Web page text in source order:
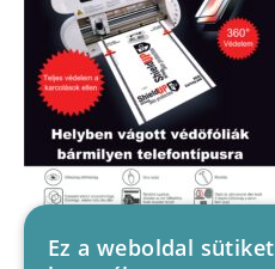
Ez a weboldal sütiket